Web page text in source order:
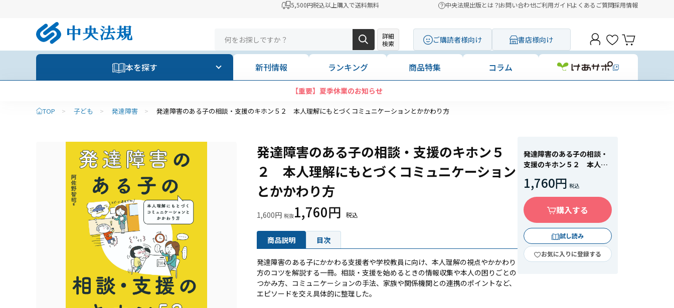
5,500円税込以上購入で送料無料 中央法規出版とは？お問い合わせご利用ガイドよくあるご質問採用情報
詳細
検索
ご購読者様向け 書店様向け
本を探す 新刊情報 ランキング 商品特集 コラム
TOP > 子ども > 発達障害 > 発達障害のある子の相談・支援のキホン５２ 本人理解にもとづくコミュニケーションとかかわり方
発達障害のある子の相談・支援のキホン５
２ 本人理解にもとづくコミュニケーション
とかかわり方
1,600円 1,760円
商品説明 目次
発達障害のある子にかかわる支援者や学校教員に向け、本人理解の視点やかかわり
方のコツを解説する一冊。相談・支援を始めるときの情報収集や本人の困りごとの
つかみ方、コミュニケーションの手法、家族や関係機関との連携のポイントなど、
エピソードを交え具体的に整理した。
発達障害のある子の相談・
支援のキホン５２ 本人理
ションとかかわり方
1,760円
購入する
試し読み
お気に入りに登録する